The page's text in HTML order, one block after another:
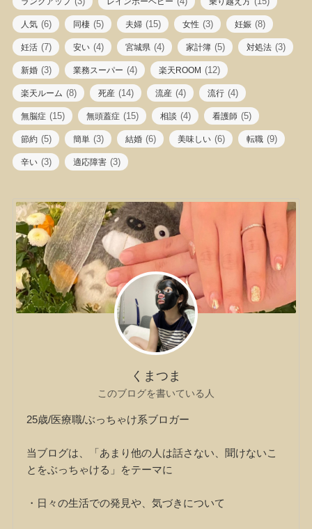
人気 (6) 同棲 (5) 夫婦 (15) 女性 (3) 妊娠 (8)
妊活 (7) 安い (4) 宮城県 (4) 家計簿 (5) 対処法 (3)
新婚 (3) 業務スーパー (4) 楽天ROOM (12)
楽天ルーム (8) 死産 (14) 流産 (4) 流行 (4)
無脳症 (15) 無頭蓋症 (15) 相談 (4) 看護師 (5)
節約 (5) 簡単 (3) 結婚 (6) 美味しい (6) 転職 (9)
辛い (3) 適応障害 (3)
くまつま
このブログを書いている人
25歳/医療職/ぶっちゃけ系ブロガー
当ブログは、「あまり他の人は話さない、聞けないこ
とをぶっちゃける」をテーマに
・日々の生活での発見や、気づきについて